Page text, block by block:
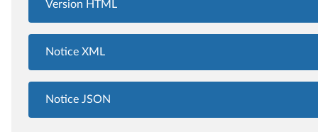
Version HTML
Notice XML
Notice JSON